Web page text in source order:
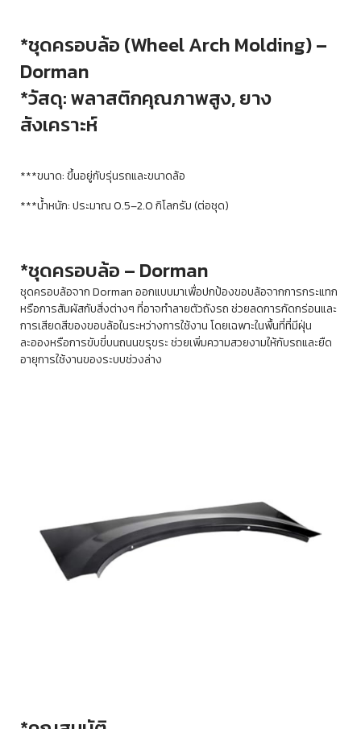
*ชุดครอบล้อ (Wheel Arch Molding) –
Dorman
*วัสดุ: พลาสติกคุณภาพสูง, ยาง
สังเคราะห์
***ขนาด: ขึ้นอยู่กับรุ่นรถและขนาดล้อ
***น้ำหนัก: ประมาณ 0.5–2.0 กิโลกรัม (ต่อชุด)
*ชุดครอบล้อ – Dorman
ชุดครอบล้อจาก Dorman ออกแบบมาเพื่อปกป้องขอบล้อจากการกระแทก
หรือการสัมผัสกับสิ่งต่างๆ ที่อาจทำลายตัวถังรถ ช่วยลดการกัดกร่อนและ
การเสียดสีของขอบล้อในระหว่างการใช้งาน โดยเฉพาะในพื้นที่ที่มีฝุ่น
ละอองหรือการขับขี่บนถนนขรุขระ ช่วยเพิ่มความสวยงามให้กับรถและยืด
อายุการใช้งานของระบบช่วงล่าง